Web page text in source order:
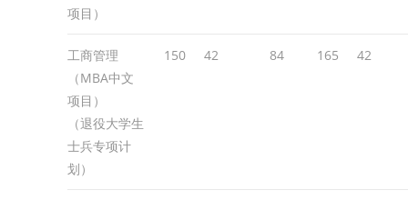
项目）
工商管理
（MBA中文
项目）
（退役大学生
士兵专项计
划）
150 42 84 165 42